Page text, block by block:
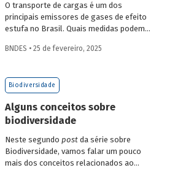
O transporte de cargas é um dos
principais emissores de gases de efeito
estufa no Brasil. Quais medidas podem
ambiental? Confira as estratégias que
BNDES • 25 de fevereiro, 2025
Biodiversidade
Alguns conceitos sobre
biodiversidade
Neste segundo postda série sobre
Biodiversidade, vamos falar um pouco
mais dos conceitos relacionados ao